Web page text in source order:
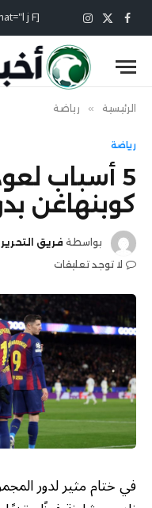
فيسبوك
X
(Twitter)
الانستغرام [current_date format="l j F"]
الرئيسية » رياضة
رياضة
5 أسباب
كوبنهاغن
بواسطة فريق التحرير
لا توجد تعليقات
في ختام مثير لدور